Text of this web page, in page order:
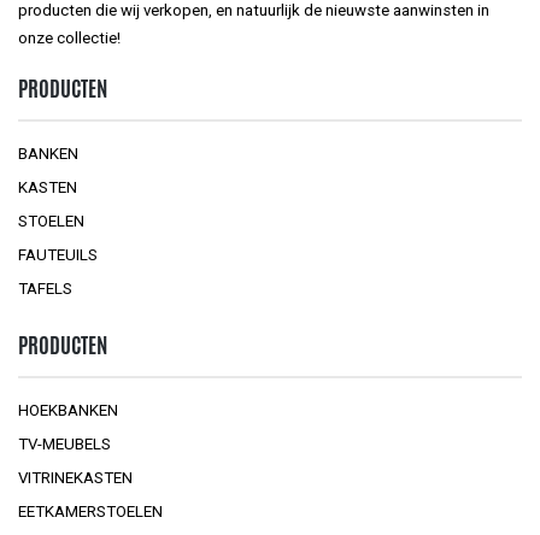
producten die wij verkopen, en natuurlijk de nieuwste aanwinsten in
onze collectie!
PRODUCTEN
BANKEN
KASTEN
STOELEN
FAUTEUILS
TAFELS
PRODUCTEN
HOEKBANKEN
TV-MEUBELS
VITRINEKASTEN
EETKAMERSTOELEN